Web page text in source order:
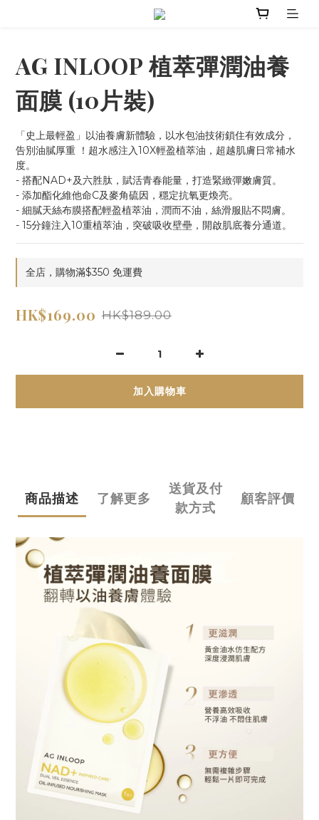
AG INLOOP 植萃彈潤油養
面膜 (10片裝)
「史上最輕盈」以油養膚新體驗，以水包油技術鎖住有效成分，
告別油膩厚重 ！超水感注入10X輕盈植萃油，超越肌膚日常補水
度。
- 搭配NAD+及六胜肽，賦活青春能量，打造緊緻彈嫩膚質。
- 添加酯化維他命C及麥角硫因，穩定抗氧更煥亮。
- 細膩天絲布膜搭配輕盈植萃油，潤而不油，絲滑服貼不悶膚。
- 15分鐘注入10重植萃油，突破吸收壁壘，開啟肌底養分通道。
全店，購物滿$350 免運費
HK$169.00 HK$189.00
加入購物車
商品描述 了解更多
送貨及付
款方式
顧客評價